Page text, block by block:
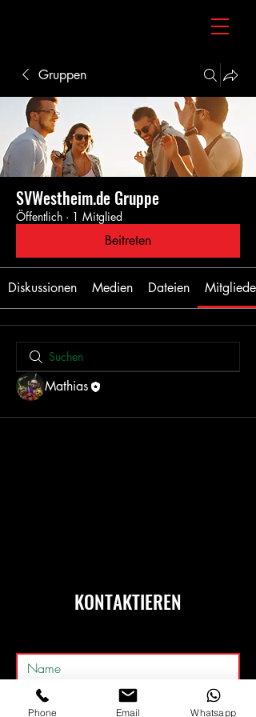
Gruppen
SVWestheim.de Gruppe
Öffentlich · 1 Mitglied
Beitreten
Diskussionen Medien Dateien Mitglieder
Mathias
KONTAKTIEREN
Phone Email Whatsapp